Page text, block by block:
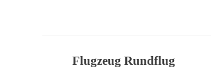
Flugzeug Rundflug